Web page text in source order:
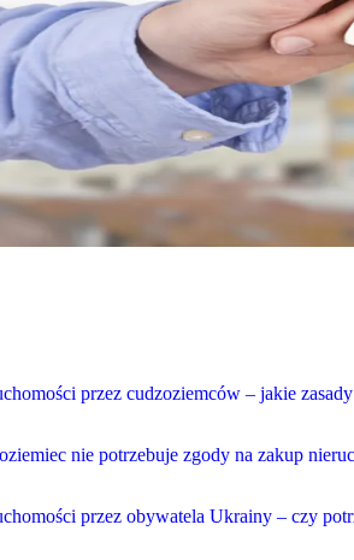
przez cudzoziemców – jakie
nie potrzebuje zgody na zakup
przez obywatela Ukrainy – czy